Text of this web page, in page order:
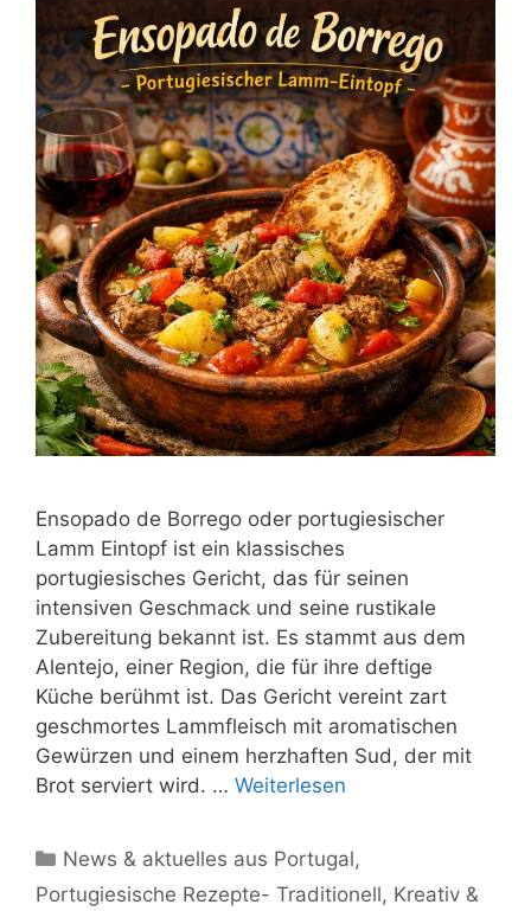
Ensopado de Borrego oder portugiesischer
Lamm Eintopf ist ein klassisches
portugiesisches Gericht, das für seinen
intensiven Geschmack und seine rustikale
Zubereitung bekannt ist. Es stammt aus dem
Alentejo, einer Region, die für ihre deftige
Küche berühmt ist. Das Gericht vereint zart
geschmortes Lammfleisch mit aromatischen
Gewürzen und einem herzhaften Sud, der mit
Brot serviert wird. … Weiterlesen
Kategorien
News & aktuelles aus Portugal,
Portugiesische Rezepte- Traditionell, Kreativ &